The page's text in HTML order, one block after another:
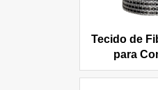
Tecido de
para